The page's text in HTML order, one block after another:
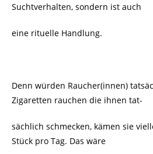
Suchtverhalten, sondern ist auch
eine rituelle Handlung.
Denn würden Raucher(innen)
Zigaretten rauchen die ihnen tat-
sächlich schmecken, kämen sie
Stück pro Tag. Das wäre